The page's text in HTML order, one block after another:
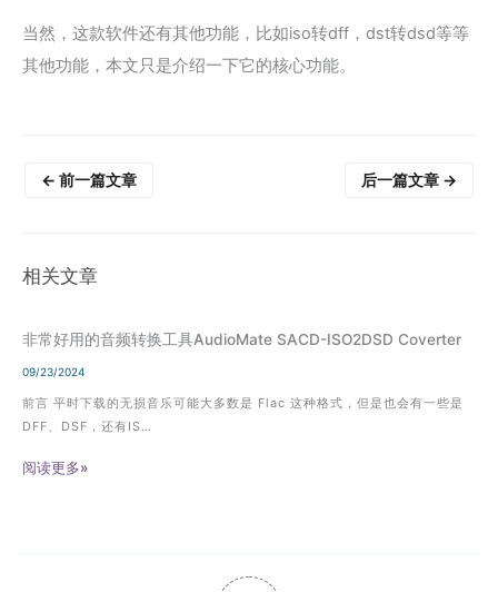
当然，这款软件还有其他功能，比如iso转dff，dst转dsd等等
其他功能，本文只是介绍一下它的核心功能。
← 前一篇文章 后一篇文章 →
相关文章
非常好用的音频转换工具AudioMate SACD-ISO2DSD Coverter
09/23/2024
前言 平时下载的无损音乐可能大多数是 Flac 这种格式，但是也会有一些是
DFF、DSF，还有IS…
阅读更多»